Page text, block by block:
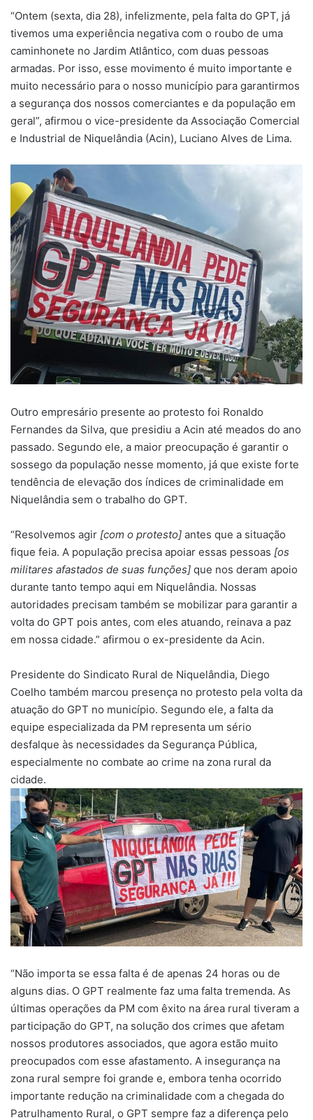
“Ontem (sexta, dia 28), infelizmente, pela falta do GPT, já
tivemos uma experiência negativa com o roubo de uma
caminhonete no Jardim Atlântico, com duas pessoas
armadas. Por isso, esse movimento é muito importante e
muito necessário para o nosso município para garantirmos
a segurança dos nossos comerciantes e da população em
geral”, afirmou o vice-presidente da Associação Comercial
e Industrial de Niquelândia (Acin), Luciano Alves de Lima.
Outro empresário presente ao protesto foi Ronaldo
Fernandes da Silva, que presidiu a Acin até meados do ano
passado. Segundo ele, a maior preocupação é garantir o
sossego da população nesse momento, já que existe forte
tendência de elevação dos índices de criminalidade em
Niquelândia sem o trabalho do GPT.
“Resolvemos agir [com o protesto] antes que a situação
fique feia. A população precisa apoiar essas pessoas [os
militares afastados de suas funções] que nos deram apoio
durante tanto tempo aqui em Niquelândia. Nossas
autoridades precisam também se mobilizar para garantir a
volta do GPT pois antes, com eles atuando, reinava a paz
em nossa cidade.” afirmou o ex-presidente da Acin.
Presidente do Sindicato Rural de Niquelândia, Diego
Coelho também marcou presença no protesto pela volta da
atuação do GPT no município. Segundo ele, a falta da
equipe especializada da PM representa um sério
desfalque às necessidades da Segurança Pública,
especialmente no combate ao crime na zona rural da
cidade.
“Não importa se essa falta é de apenas 24 horas ou de
alguns dias. O GPT realmente faz uma falta tremenda. As
últimas operações da PM com êxito na área rural tiveram a
participação do GPT, na solução dos crimes que afetam
nossos produtores associados, que agora estão muito
preocupados com esse afastamento. A insegurança na
zona rural sempre foi grande e, embora tenha ocorrido
importante redução na criminalidade com a chegada do
Patrulhamento Rural, o GPT sempre faz a diferença pelo